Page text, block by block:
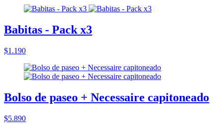
Babitas - Pack x3
$1.190
Bolso de paseo + Necessaire capitoneado
$5.890